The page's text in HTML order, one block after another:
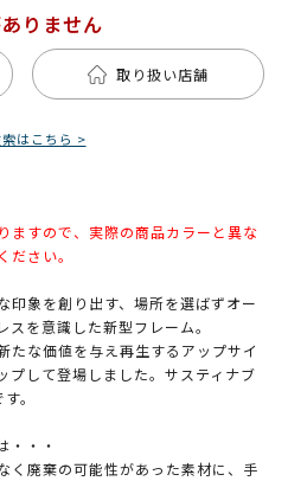
りません
取り扱い店舗
はこちら >
ますので、実際の商品カラーと異な
さい。
印象を創り出す、場所を選ばずオー
を意識した新型フレーム。
たな価値を与え再生するアップサイ
して登場しました。サスティナブ
。
・・・
く廃棄の可能性があった素材に、手